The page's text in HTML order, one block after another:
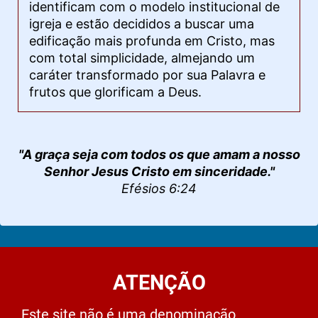
identificam com o modelo institucional de
igreja e estão decididos a buscar uma
edificação mais profunda em Cristo, mas
com total simplicidade, almejando um
caráter transformado por sua Palavra e
frutos que glorificam a Deus.
"A graça seja com todos os que amam a nosso
Senhor Jesus Cristo em sinceridade."
Efésios 6:24
ATENÇÃO
Este site não é uma denominação